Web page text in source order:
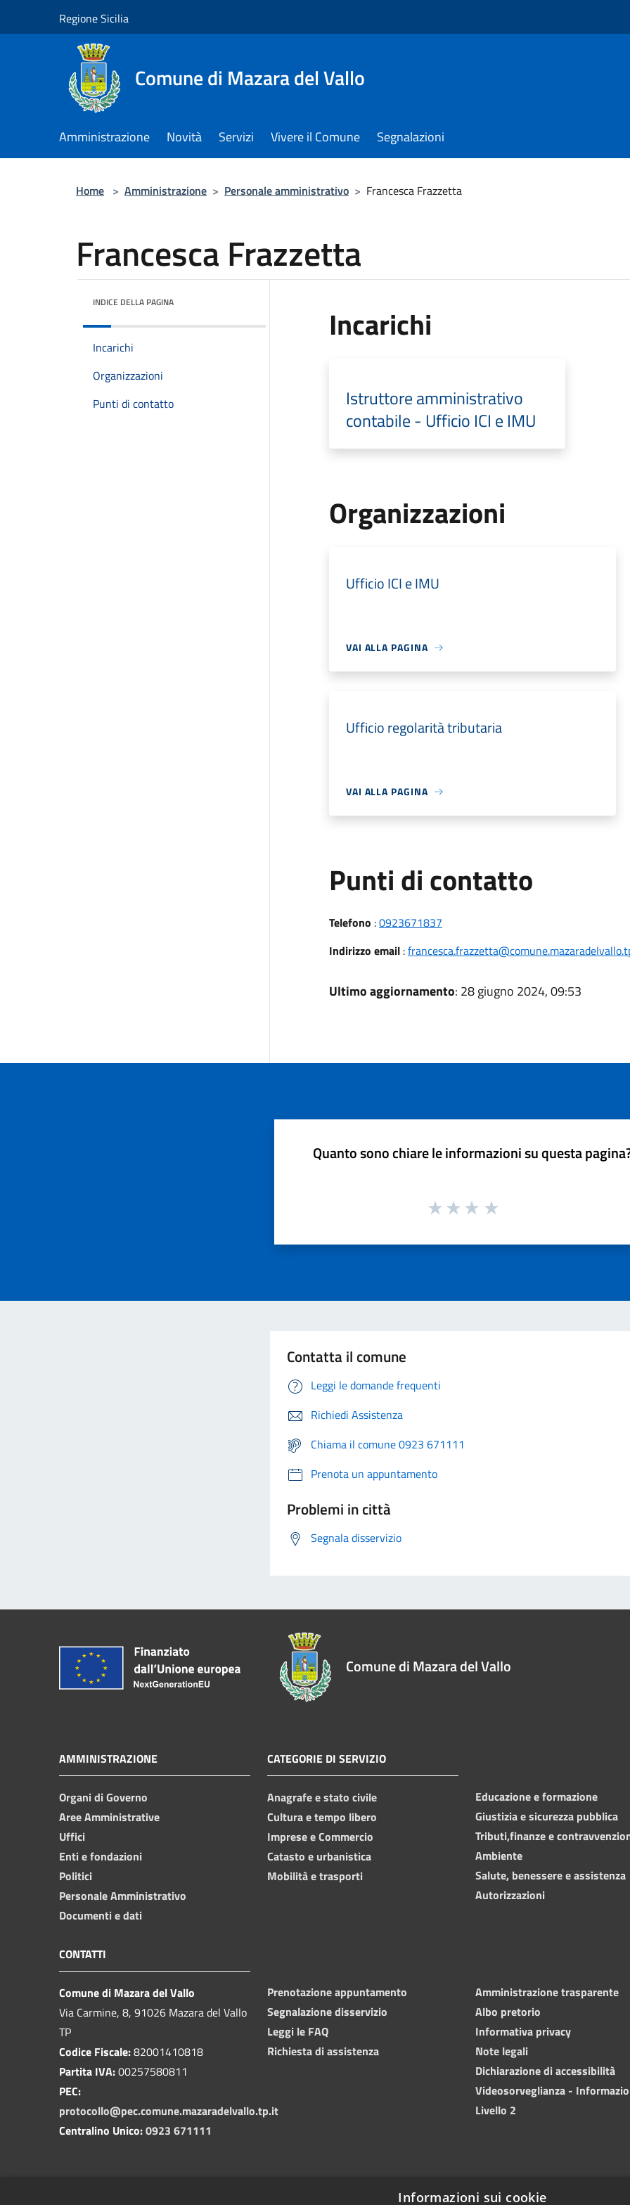
Regione Sicilia
Comune di Mazara del Vallo
Amministrazione Novità Servizi Vivere il Comune Segnalazioni
Home > Amministrazione > Personale amministrativo > Francesca Frazzetta
Francesca Frazzetta
INDICE DELLA PAGINA
Incarichi
Organizzazioni
Punti di contatto
Incarichi
Istruttore amministrativo
contabile - Ufficio ICI e IMU
Organizzazioni
Ufficio ICI e IMU
VAI ALLA PAGINA
Ufficio regolarità tributaria
VAI ALLA PAGINA
Punti di contatto
Telefono :0923671837
Indirizzo email:
Ultimo aggiornamento: 28 giugno 2024, 09:53
Quanto sono chiare le informazioni su questa
Contatta il comune
Leggi le domande frequenti
Richiedi Assistenza
Chiama il comune 0923 671111
Prenota un appuntamento
Problemi in città
Segnala disservizio
Comune di Mazara del Vallo
AMMINISTRAZIONE
Organi di Governo
Aree Amministrative
Uffici
Enti e fondazioni
Politici
Personale Amministrativo
Documenti e dati
CATEGORIE DI SERVIZIO
Anagrafe e stato civile
Cultura e tempo libero
Imprese e Commercio
Catasto e urbanistica
Mobilità e trasporti
Educazione e formazione
Giustizia e sicurezza pubblica
Tributi,finanze e
Ambiente
Salute, benessere e assistenza
Autorizzazioni
CONTATTI
Comune di Mazara del Vallo
Via Carmine, 8, 91026 Mazara del Vallo
TP
Codice Fiscale:82001410818
Partita IVA:00257580811
PEC:
protocollo@pec.comune.mazaradelvallo.tp.it
Centralino Unico:0923 671111
Prenotazione appuntamento
Segnalazione disservizio
Leggi le FAQ
Richiesta di assistenza
Amministrazione trasparente
Albo pretorio
Informativa privacy
Note legali
Dichiarazione di accessibilità
Videosorveglianza -
Livello 2
Informazioni sui cookie